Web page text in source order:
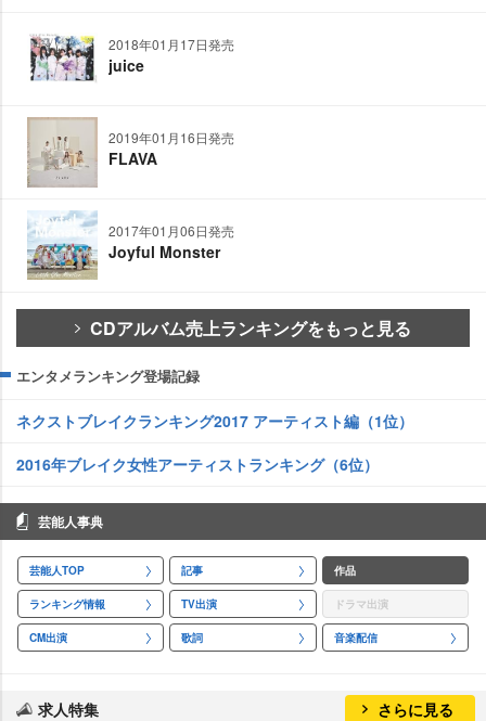
2018年01月17日発売
juice
2019年01月16日発売
FLAVA
2017年01月06日発売
Joyful Monster
CDアルバム売上ランキングをもっと見る
エンタメランキング登場記録
ネクストブレイクランキング2017 アーティスト編（1位）
2016年ブレイク女性アーティストランキング（6位）
芸能人事典
芸能人TOP 記事 作品
ランキング情報 TV出演 ドラマ出演
CM出演 歌詞 音楽配信
求人特集 さらに見る